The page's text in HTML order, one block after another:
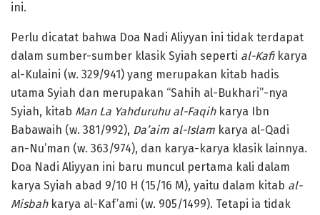
ini.
Perlu dicatat bahwa Doa Nadi Aliyyan ini tidak terdapat
dalam sumber-sumber klasik Syiah seperti al-Kafikarya
al-Kulaini (w. 329/941) yang merupakan kitab hadis
utama Syiah dan merupakan “Sahih al-Bukhari”-nya
Syiah, kitab Man La Yahduruhu al-Faqihkarya Ibn
Babawaih (w. 381/992), Da’aim al-Islam karya al-Qadi
an-Nu’man (w. 363/974), dan karya-karya klasik lainnya.
Doa Nadi Aliyyan ini baru muncul pertama kali dalam
karya Syiah abad 9/10 H (15/16 M), yaitu dalam kitab al-
Misbahkarya al-Kaf’ami (w. 905/1499). Tetapi ia tidak